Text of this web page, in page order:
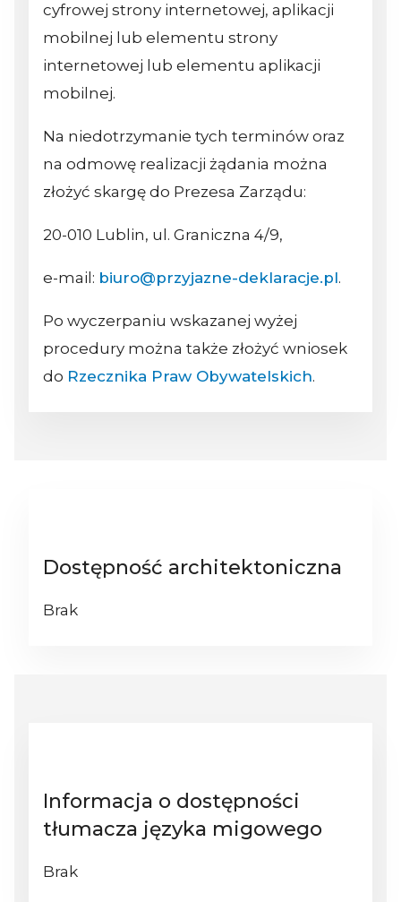
cyfrowej strony internetowej, aplikacji
mobilnej lub elementu strony
internetowej lub elementu aplikacji
mobilnej.
Na niedotrzymanie tych terminów oraz
na odmowę realizacji żądania można
złożyć skargę do Prezesa Zarządu:
20-010 Lublin, ul. Graniczna 4/9,
e-mail: biuro@przyjazne-deklaracje.pl.
Po wyczerpaniu wskazanej wyżej
procedury można także złożyć wniosek
do Rzecznika Praw Obywatelskich.
Dostępność architektoniczna
Brak
Informacja o dostępności
tłumacza języka migowego
Brak